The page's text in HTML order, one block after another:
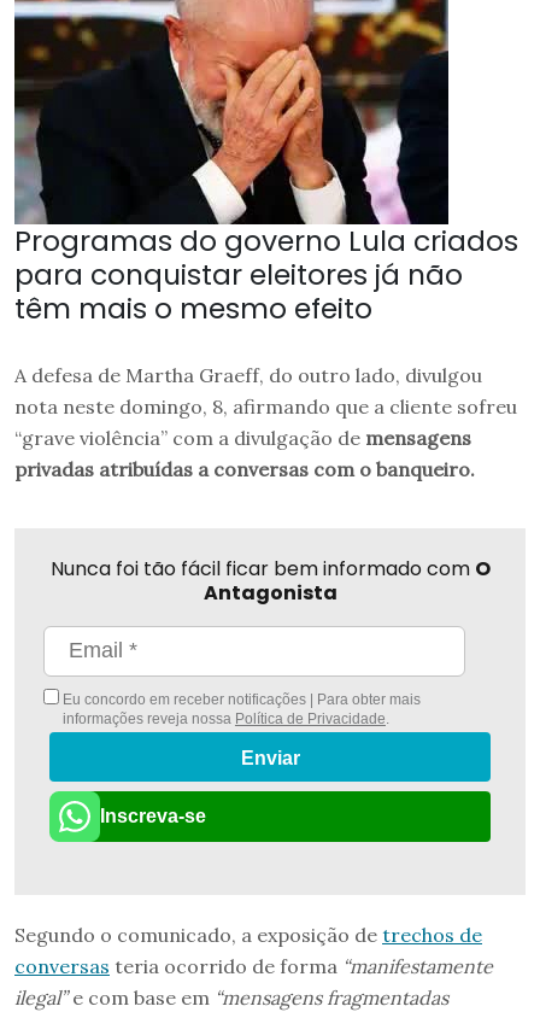
Programas do governo Lula criados
para conquistar eleitores já não
têm mais o mesmo efeito
A defesa de Martha Graeff, do outro lado, divulgou
nota neste domingo, 8, afirmando que a cliente sofreu
“grave violência” com a divulgação de mensagens
privadas atribuídas a conversas com o banqueiro.
Nunca foi tão fácil ficar bem informado com O
Antagonista
Eu concordo em receber notificações | Para obter mais
informações reveja nossa Política de Privacidade
Enviar
Inscreva-se
Segundo o comunicado, a exposição de trechos de
conversas teria ocorrido de forma “manifestamente
ilegal”e com base em “mensagens fragmentadas